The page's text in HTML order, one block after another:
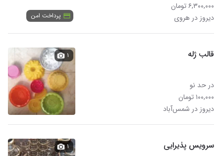
۶,۳۰۰,۰۰۰ تومان
دیروز در هروی
پرداخت امن
قالب ژله
در حد نو
۱۰۰,۰۰۰ تومان
دیروز در شمس‌آباد
۱
سرویس پذیرایی ۱